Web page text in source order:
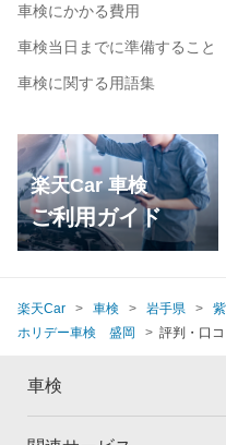
車検にかかる費用
車検当日までに準備すること
車検に関する用語集
楽天Car 車検
ご利用ガイド
楽天Car 車検 岩手県
ホリデー車検 盛岡
評判・口コ
車検